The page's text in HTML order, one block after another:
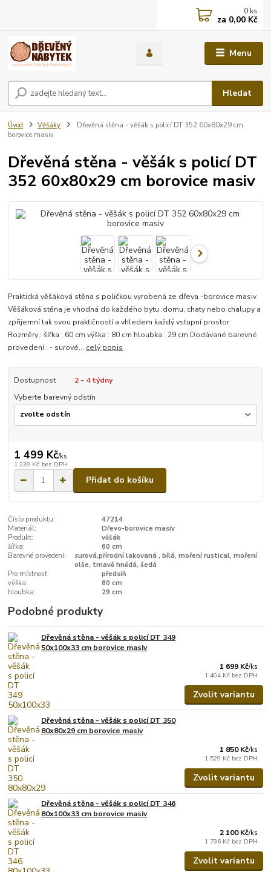
Menu
Hledat
0 ks
za 0,00 Kč
Úvod Věšáky
Dřevěná stěna - věšák s policí DT 352 60x80x29 cm
borovice masiv
Dřevěná stěna - věšák s policí DT
352 60x80x29 cm borovice masiv
Praktická věšáková stěna s poličkou vyrobená ze dřeva -borovice masiv
Věšáková stěna je vhodná do každého bytu ,domu, chaty nebo chalupy a
zpřijemní tak svou praktičností a vhledem každý vstupní prostor.
Rozměry : šířka : 60 cm výška : 80 cm hloubka : 29 cm Dodávané barevné
provedení : - surové... celý popis
Dostupnost
2 - 4 týdny
Vyberte barevný odstín
1 499 Kč/ks
1 239 Kč bez DPH
Přidat do košíku
Číslo produktu:
47214
Materiál:
Dřevo-borovice masiv
Produkt:
věšák
šířka:
60 cm
Barevné provedení:
surová,přírodní lakovaná , bílá, moření rustical, moření
olše, tmavě hnědá, šedá
Pro místnost:
předsíň
výška:
80 cm
hloubka:
29 cm
Podobné produkty
Dřevěná stěna - věšák s policí DT 349
50x100x33 cm borovice masiv
1 699 Kč/ks
1 404 Kč bez DPH
Zvolit variantu
Dřevěná stěna - věšák s policí DT 350
80x80x29 cm borovice masiv
1 850 Kč/ks
1 529 Kč bez DPH
Zvolit variantu
Dřevěná stěna - věšák s policí DT 346
80x100x33 cm borovice masiv
2 100 Kč/ks
1 736 Kč bez DPH
Zvolit variantu